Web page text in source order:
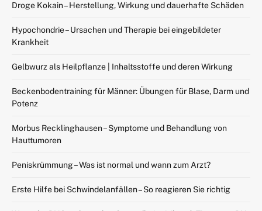
Droge Kokain – Herstellung, Wirkung und dauerhafte Schäden
Hypochondrie – Ursachen und Therapie bei eingebildeter
Krankheit
Gelbwurz als Heilpflanze | Inhaltsstoffe und deren Wirkung
Beckenbodentraining für Männer: Übungen für Blase, Darm und
Potenz
Morbus Recklinghausen – Symptome und Behandlung von
Hauttumoren
Peniskrümmung – Was ist normal und wann zum Arzt?
Erste Hilfe bei Schwindelanfällen – So reagieren Sie richtig